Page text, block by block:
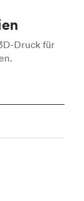
Druck für